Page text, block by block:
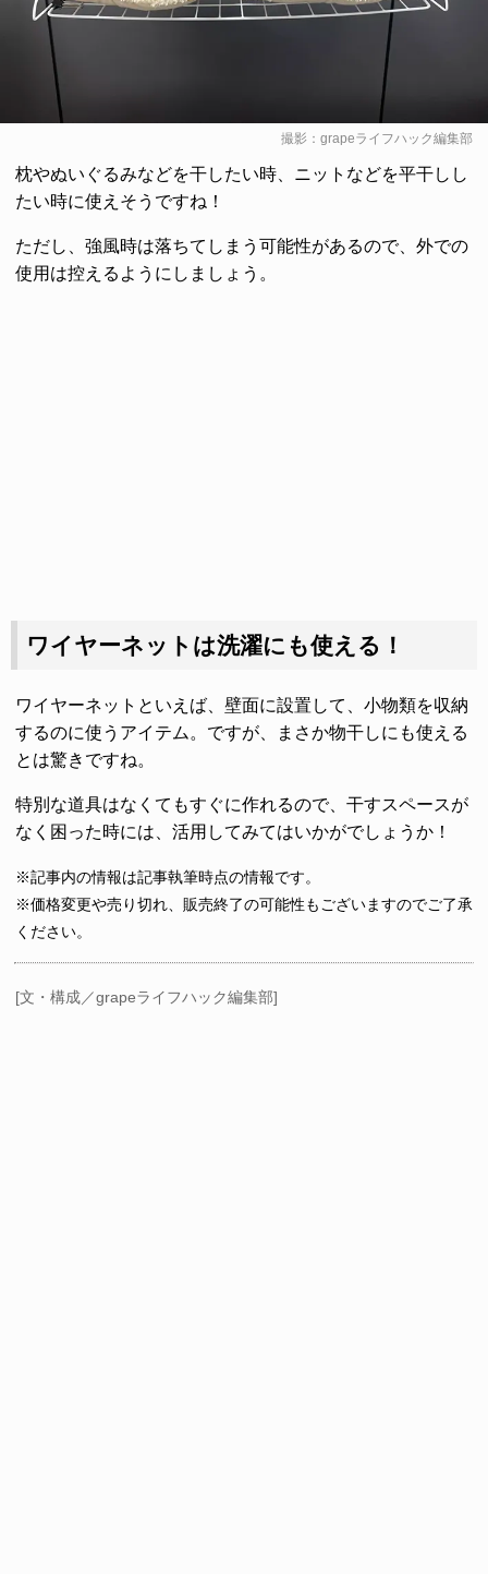
撮影：grapeライフハック編集部
枕やぬいぐるみなどを干したい時、ニットなどを平干しし
たい時に使えそうですね！
ただし、強風時は落ちてしまう可能性があるので、外での
使用は控えるようにしましょう。
ワイヤーネットは洗濯にも使える！
ワイヤーネットといえば、壁面に設置して、小物類を収納
するのに使うアイテム。ですが、まさか物干しにも使える
とは驚きですね。
特別な道具はなくてもすぐに作れるので、干すスペースが
なく困った時には、活用してみてはいかがでしょうか！
※記事内の情報は記事執筆時点の情報です。
※価格変更や売り切れ、販売終了の可能性もございますのでご了承
ください。
[文・構成／grapeライフハック編集部]